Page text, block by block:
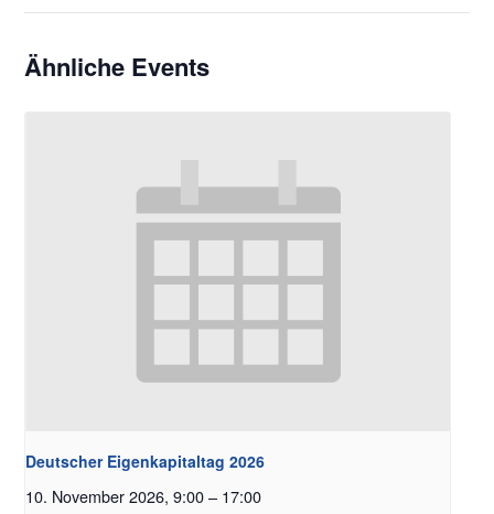
Ähnliche Events
Deutscher Eigenkapitaltag 2026
10. November 2026, 9:00 – 17:00